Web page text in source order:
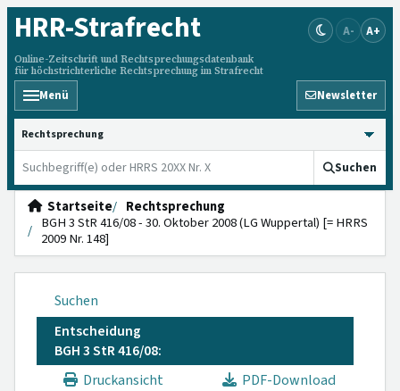
HRR-Strafrecht
Online-Zeitschrift und Rechtsprechungsdatenbank
für höchstrichterliche Rechtsprechung im Strafrecht
A- A+
Menü Newsletter
HRRS durchsuchen
Suchen
Startseite
Rechtsprechung
BGH 3 StR 416/08 - 30. Oktober 2008 (LG Wuppertal) [= HRRS
2009 Nr. 148]
Suchen
Entscheidung
BGH 3 StR 416/08:
Druckansicht
PDF-Download